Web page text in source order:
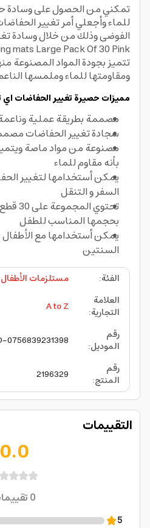
تمكني من الحصول على وسادة
للماء وأجعلي أمر تغيير
تتميز بجودة المواد المصنوعة
ومقاومتها للماء وملمسها
مميزات حصيرة تغيير الحفاضات اي
مصممة بطريقة عملية
سجادة تغيير الحفاضات
مصنوعة من مواد ماصة
بأنه مقاوم للماء
يمكن أستخدامها لتغيير
السفر و التنقل
تحتوي
بحجمها المناسب للطفل
يمكن أستخدامها مع الأطفال
السنتين
الفئة:
مستلزمات الأطفال
العلامة
التجارية:
A to Z
رقم
الموديل:
0756839231398
رقم
المنتج:
2196329
التقييمات
0.0
0
5